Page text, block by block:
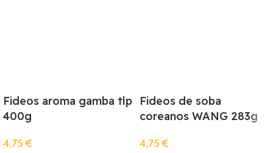
Fideos aroma gamba tlp
400g
4,75€
Fideos de soba
coreanos WANG 283g
4,75€